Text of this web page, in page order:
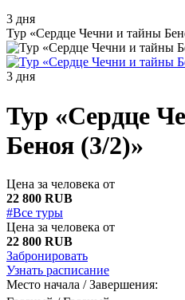
3 дня
Тур «Сердце Чечни и тайны
3 дня
Тур «Сердце
Беноя (3/2)»
Цена за человека от
22 800 RUB
#Все туры
Цена за человека от
22 800 RUB
Забронировать
Узнать расписание
Место начала / Завершения: